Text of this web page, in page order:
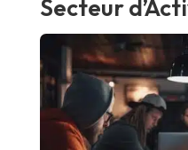
Secteur